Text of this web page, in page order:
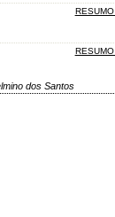
RESUMO
RESUMO
dos Santos